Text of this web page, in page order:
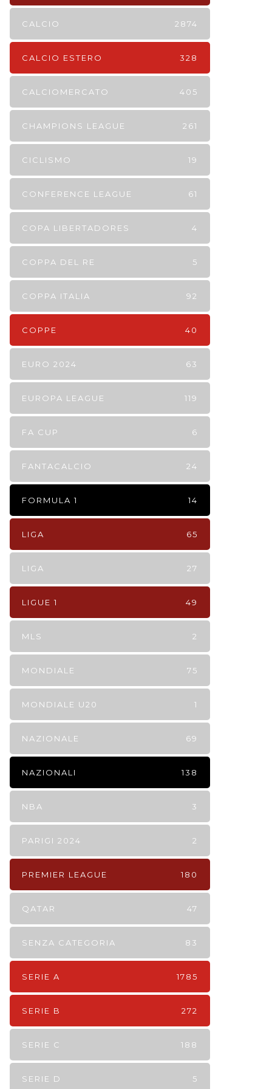
CALCIO 2874
CALCIO ESTERO 328
CALCIOMERCATO 405
CHAMPIONS LEAGUE 261
CICLISMO 19
CONFERENCE LEAGUE 61
COPA LIBERTADORES 4
COPPA DEL RE 5
COPPA ITALIA 92
COPPE 40
EURO 2024 63
EUROPA LEAGUE 119
FA CUP 6
FANTACALCIO 24
FORMULA 1 14
LIGA 65
LIGA 27
LIGUE 1 49
MLS 2
MONDIALE 75
MONDIALE U20 1
NAZIONALE 69
NAZIONALI 138
NBA 3
PARIGI 2024 2
PREMIER LEAGUE 180
QATAR 47
SENZA CATEGORIA 83
SERIE A 1785
SERIE B 272
SERIE C 188
SERIE D 5